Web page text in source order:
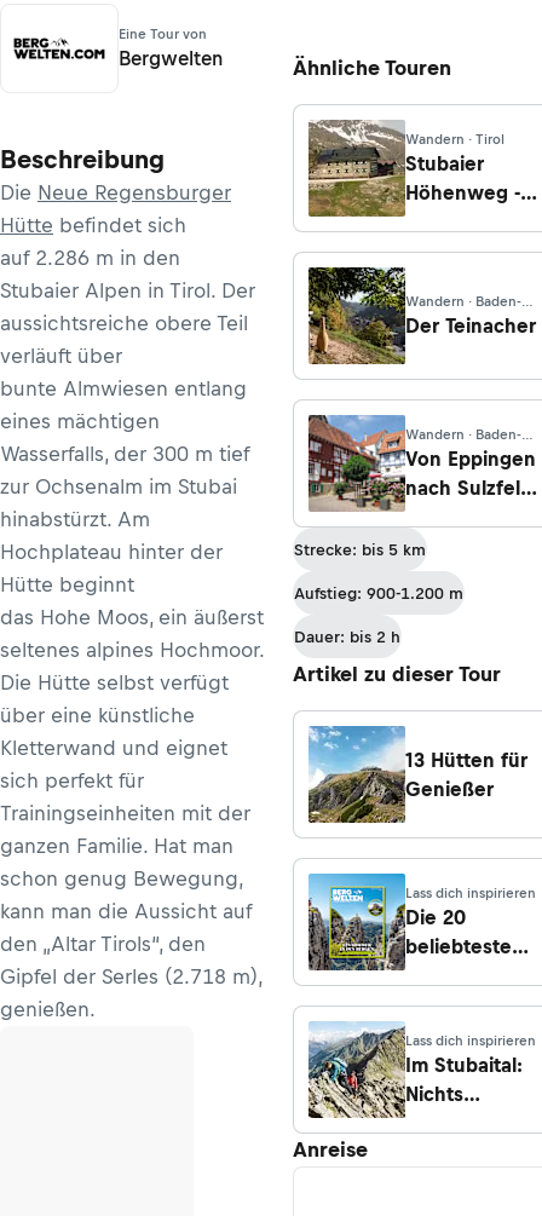
Eine Tour von
Bergwelten
Beschreibung
Die Neue Regensburger
Hütte befindet sich
auf 2.286 m in den
Stubaier Alpen in Tirol. Der
aussichtsreiche obere Teil
verläuft über
bunte Almwiesen entlang
eines mächtigen
Wasserfalls, der 300 m tief
zur Ochsenalm im Stubai
hinabstürzt. Am
Hochplateau hinter der
Hütte beginnt
das Hohe Moos, ein äußerst
seltenes alpines Hochmoor.
Die Hütte selbst verfügt
über eine künstliche
Kletterwand und eignet
sich perfekt für
Trainingseinheiten mit der
ganzen Familie. Hat man
schon genug Bewegung,
kann man die Aussicht auf
den „Altar Tirols“, den
Gipfel der Serles (2.718 m),
genießen.
Ähnliche Touren
Wandern · Tirol
Stubaier
Höhenweg -
Neue
Hütte -
Dresdner
Wandern · Baden-
Württemberg
Der Teinacher
Wandern · Baden-
Württemberg
Von Eppingen
nach Sulzfeld
Strecke: bis 5 km
Aufstieg: 900-1.200 m
Dauer: bis 2 h
Artikel zu dieser Tour
13 Hütten für
Genießer
Lass dich inspirieren
Die 20
beliebtesten
ihre Zustiege
Lass dich inspirieren
Im Stubaital:
Nichts
Anreise